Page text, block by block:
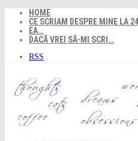
content
HOME
CE SCRIAM DESPRE MINE LA
EA…
DACĂ VREI SĂ-MI SCRI…
RSS